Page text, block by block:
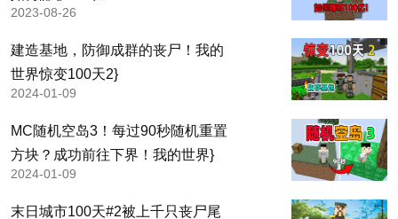
2023-08-26
建造基地，防御成群的丧尸！我的
世界惊变100天2}
2024-01-09
MC随机空岛3！每过90秒随机重置
方块？成功前往下界！我的世界}
2024-01-09
末日城市100天#2被上千只丧尸尾